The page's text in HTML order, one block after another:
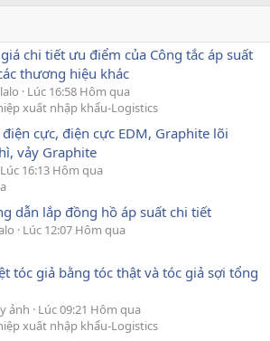
chi tiết ưu điểm của Công tắc áp suất
thương hiệu khác
Lúc 16:58 Hôm qua
xuất nhập khẩu-Logistics
điện cực, điện cực EDM, Graphite lõi
vảy Graphite
Lúc 16:13 Hôm qua
dẫn lắp đồng hồ áp suất chi tiết
Lúc 12:07 Hôm qua
tóc giả bằng tóc thật và tóc giả sợi tổng
ảnh
Lúc 09:21 Hôm qua
xuất nhập khẩu-Logistics